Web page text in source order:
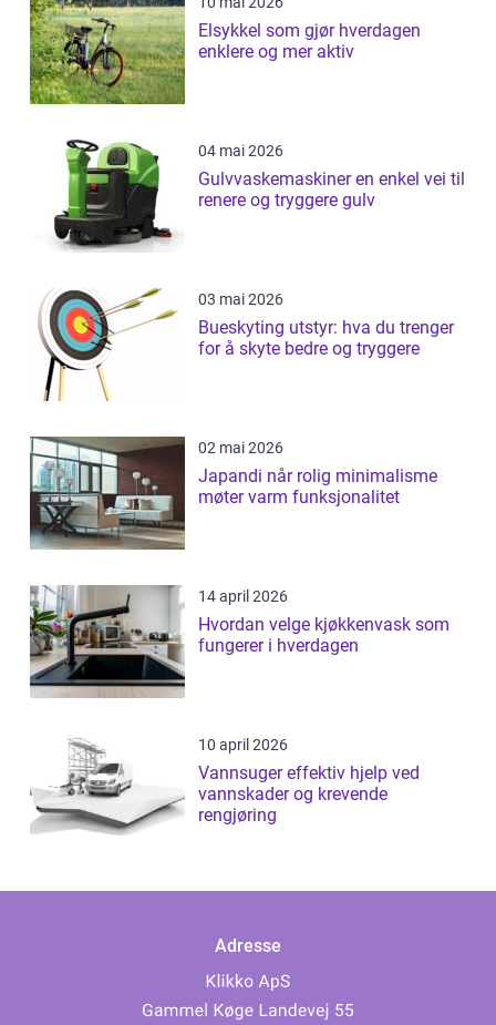
Elsykkel som gjør hverdagen
enklere og mer aktiv
04 mai 2026
Gulvvaskemaskiner en enkel vei til
renere og tryggere gulv
03 mai 2026
Bueskyting utstyr: hva du trenger
for å skyte bedre og tryggere
02 mai 2026
Japandi når rolig minimalisme
møter varm funksjonalitet
14 april 2026
Hvordan velge kjøkkenvask som
fungerer i hverdagen
10 april 2026
Vannsuger effektiv hjelp ved
vannskader og krevende
rengjøring
Adresse